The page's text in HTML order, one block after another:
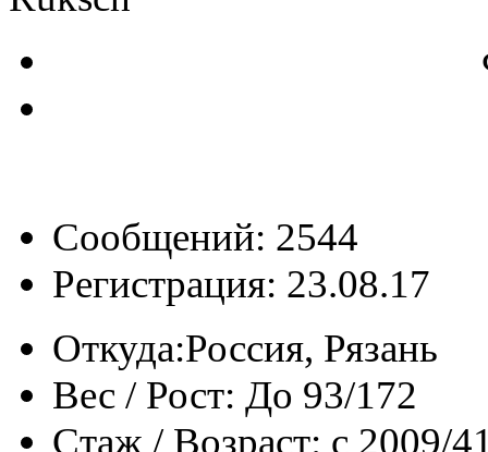
Сообщений: 2544
Регистрация: 23.08.17
Откуда:Россия, Рязань
Вес / Рост: До 93/172
Стаж / Возраст: с 2009/